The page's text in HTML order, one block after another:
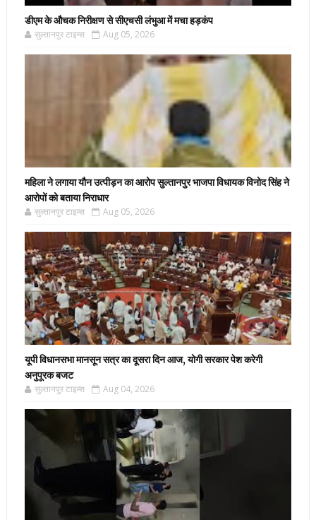
डीएम के औचक निरीक्षण से सीएचसी लंभुआ में मचा हड़कंप
सुल्तानपुर टाइम्स Aug 05, 2026
महिला ने लगाया यौन उत्पीड़न का आरोप सुल्तानपुर भाजपा विधायक विनोद सिंह ने
आरोपों को बताया निराधार
सुल्तानपुर टाइम्स Aug 05, 2026
यूपी विधानसभा मानसून सत्र का दूसरा दिन आज, योगी सरकार पेश करेगी
अनुपूरक बजट
सुल्तानपुर टाइम्स Aug 04, 2026